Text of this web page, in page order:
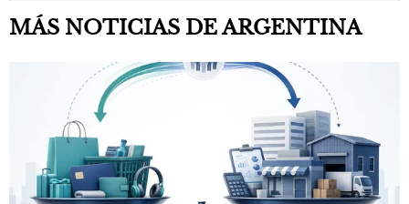
MÁS NOTICIAS DE ARGENTINA